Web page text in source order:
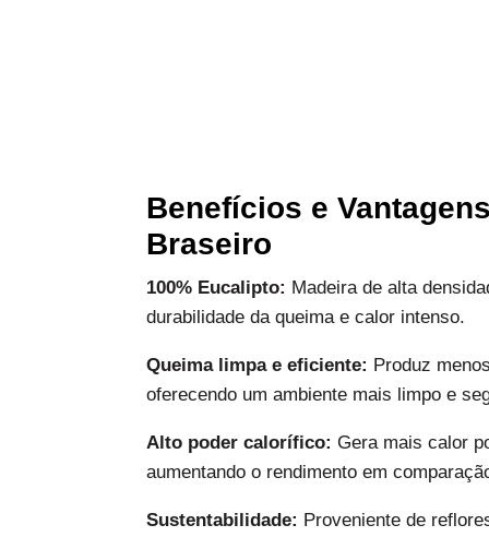
Benefícios e
Braseiro
100% Eucalipto: Madeira de alta
durabilidade da queima e calor intenso.
Queima limpa e eficiente: Produz
oferecendo um ambiente mais limpo e
Alto poder calorífico: Gera mais calor
aumentando o rendimento em
Sustentabilidade: Proveniente de